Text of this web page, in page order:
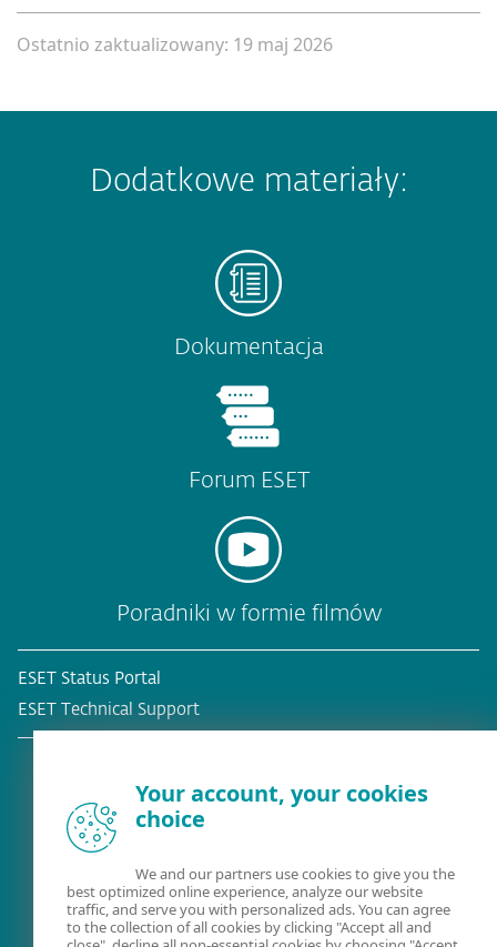
Ostatnio zaktualizowany: 19 maj 2026
Dodatkowe materiały:
Dokumentacja
Forum ESET
Poradniki w formie filmów
ESET Status Portal
ESET Technical Support
Your account, your cookies
choice
We and our partners use cookies to give you the
best optimized online experience, analyze our website
traffic, and serve you with personalized ads. You can agree
to the collection of all cookies by clicking "Accept all and